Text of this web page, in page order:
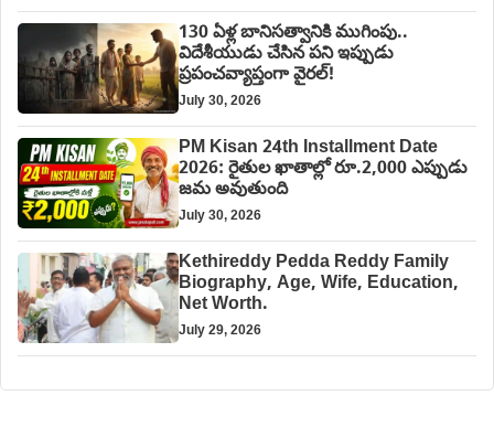
130 ఏళ్ల బానిసత్వానికి ముగింపు..
విదేశీయుడు చేసిన పని ఇప్పుడు
ప్రపంచవ్యాప్తంగా వైరల్!
July 30, 2026
PM Kisan 24th Installment Date
2026: రైతుల ఖాతాల్లో రూ.2,000 ఎప్పుడు
జమ అవుతుంది
July 30, 2026
Kethireddy Pedda Reddy Family
Biography, Age, Wife, Education,
Net Worth.
July 29, 2026